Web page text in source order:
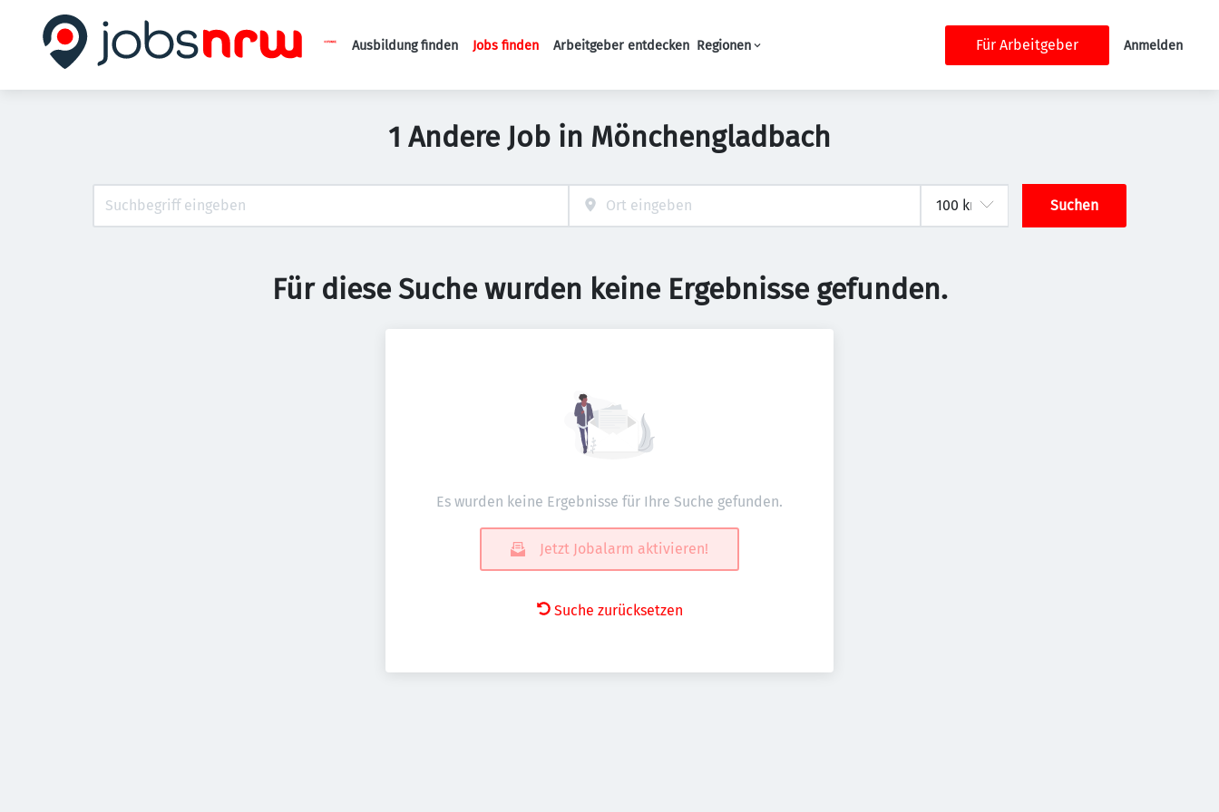
Haupt-Navigation
Ausbildung finden Jobs finden Arbeitgeber entdecken Regionen Für Arbeitgeber Anmelden
1 Andere Job in Mönchengladbach
Suchen
Für diese Suche wurden keine Ergebnisse gefunden.
Es wurden keine Ergebnisse für Ihre Suche gefunden.
Jetzt Jobalarm aktivieren!
Suche zurücksetzen